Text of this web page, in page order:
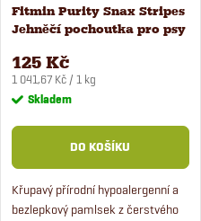
Fitmin Purity Snax Stripes
Jehněčí pochoutka pro psy
125 Kč
Měrná
cena:
1 041,67 Kč / 1 kg
Skladem
DO KOŠÍKU
Křupavý přírodní hypoalergenní a
bezlepkový pamlsek z čerstvého